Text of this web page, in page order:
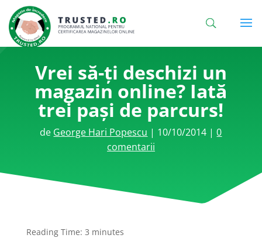
Vrei să-ți deschizi un
magazin online? Iată
trei pași de parcurs!
de George Hari Popescu | 10/10/2014 |0
comentarii
Reading Time: 3 minutes